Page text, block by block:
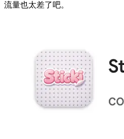
流量也太差了吧。